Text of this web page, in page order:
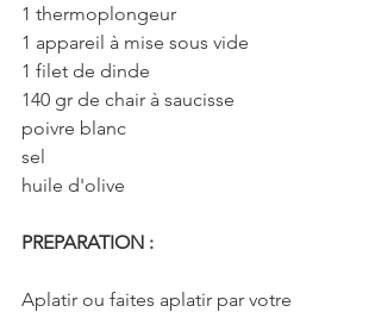
1 thermoplongeur
1 appareil à mise sous vide
1 filet de dinde
140 gr de chair à saucisse
poivre blanc
sel
huile d'olive
PREPARATION :
Aplatir ou faites aplatir par votre